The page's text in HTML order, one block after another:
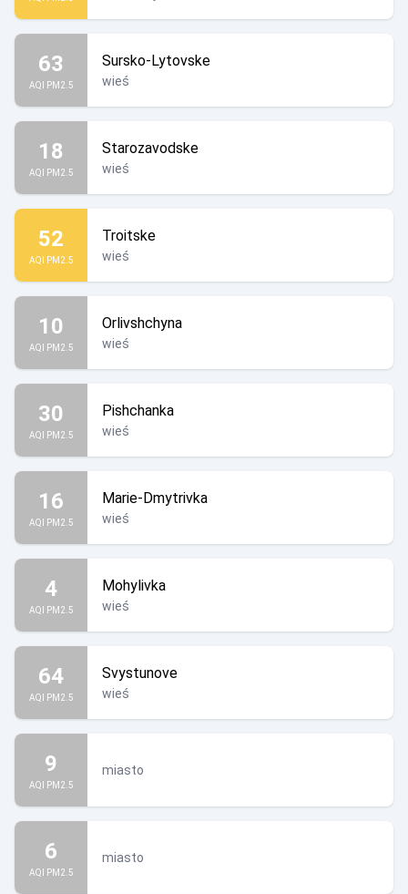
63
AQI PM2.5
Sursko-Lytovske
wieś
18
AQI PM2.5
Starozavodske
wieś
52
AQI PM2.5
Troitske
wieś
10
AQI PM2.5
Orlivshchyna
wieś
30
AQI PM2.5
Pishchanka
wieś
16
AQI PM2.5
Marie-Dmytrivka
wieś
4
AQI PM2.5
Mohylivka
wieś
64
AQI PM2.5
Svystunove
wieś
9
AQI PM2.5
miasto
6
AQI PM2.5
miasto